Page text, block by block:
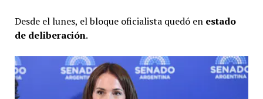
Desde el lunes, el bloque oficialista quedó en estado
de deliberación.